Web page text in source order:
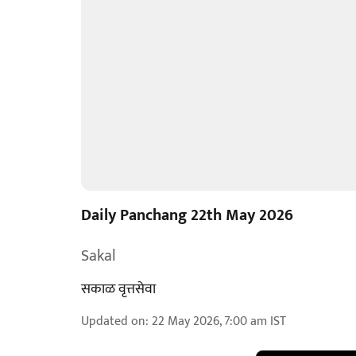
Daily Panchang 22th May 2026
Sakal
सकाळ वृत्तसेवा
Updated on: 22 May 2026, 7:00 am IST